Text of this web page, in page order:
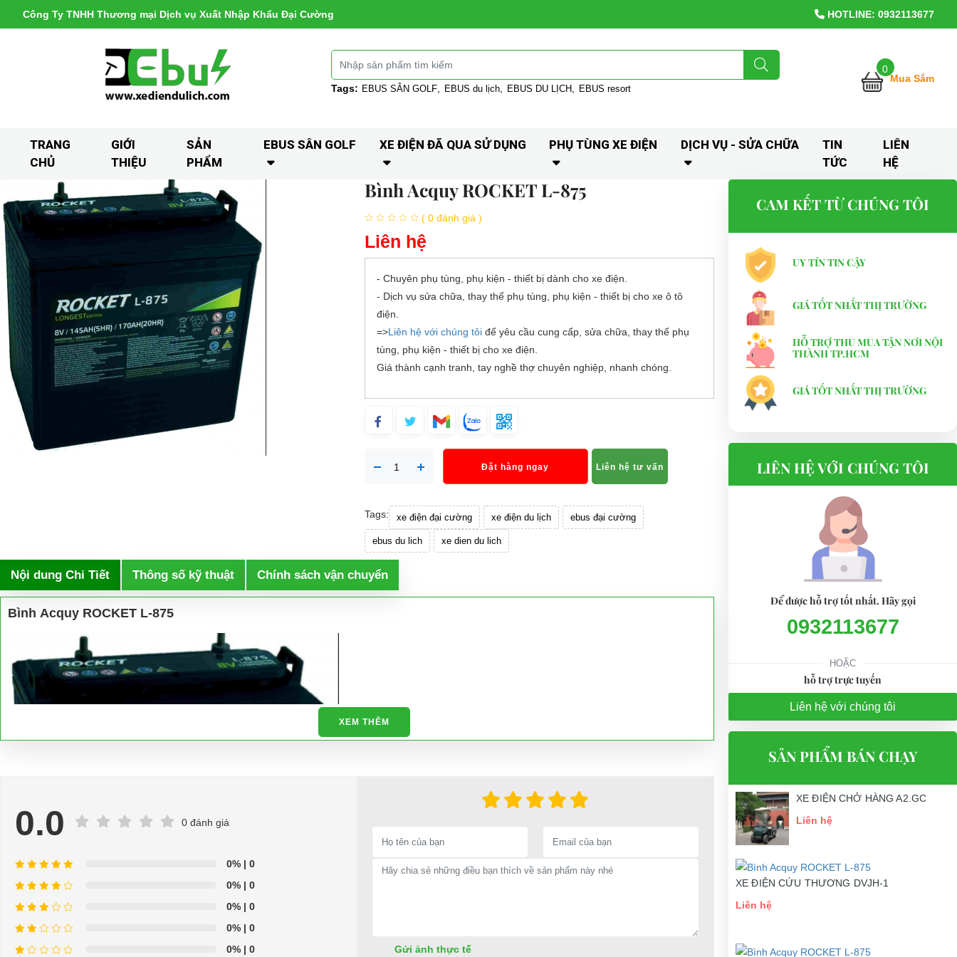
Công Ty TNHH Thương mại Dịch vụ Xuất Nhập Khẩu Đại Cường HOTLINE: 0932113677
Tags: EBUS SÂN GOLF EBUS du lịch EBUS DU LỊCH EBUS resort
0
Mua Sắm
TRANG
CHỦ
GIỚI
THIỆU
SẢN
PHẨM
EBUS SÂN GOLF XE ĐIỆN ĐÃ QUA SỬ DỤNG PHỤ TÙNG XE ĐIỆN DỊCH VỤ - SỬA CHỮA
TIN
TỨC
LIÊN
HỆ
Bình Acquy ROCKET L-875
( 0 đánh giá )
Liên hệ
- Chuyên phụ tùng, phụ kiện - thiết bị dành cho xe điện.
- Dịch vụ sửa chữa, thay thế phụ tùng, phụ kiện - thiết bị cho xe ô tô
điện.
=>Liên hệ với chúng tôiđể yêu cầu cung cấp, sửa chữa, thay thế phụ
tùng, phụ kiện - thiết bị cho xe điện.
Giá thành cạnh tranh, tay nghề thợ chuyên nghiệp, nhanh chóng.
Đặt hàng ngay Liên hệ tư vấn
Tags: xe điện đại cường xe điện du lịch ebus đại cường
ebus du lich xe dien du lich
Nội dung Chi Tiết Thông số kỹ thuật Chính sách vận chuyển
Bình Acquy ROCKET L-875
XEM THÊM
0.0 0 đánh giá
0%| 0
0%| 0
0%| 0
0%| 0
0%| 0 Gửi ảnh thực tế
CAM KẾT TỪ CHÚNG TÔI
UY TÍN TIN CẬY
GIÁ TỐT NHẤT THỊ TRƯỜNG
HỖ TRỢ THU MUA TẬN NƠI NỘI
THÀNH TP.HCM
GIÁ TỐT NHẤT THỊ TRƯỜNG
LIÊN HỆ VỚI CHÚNG TÔI
Để được hỗ trợ tốt nhất. Hãy gọi
0932113677
HOẶC
hỗ trợ trực tuyến
Liên hệ với chúng tôi
SẢN PHẨM BÁN CHẠY
XE ĐIỆN CHỞ HÀNG A2.GC
Liên hệ
XE ĐIỆN CỨU THƯƠNG DVJH-1
Liên hệ